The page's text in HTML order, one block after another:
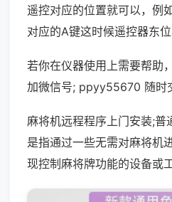
遥控对应的位置就可以，例
对应的A键这时候遥控器东位
若你在仪器使用上需要帮助
加微信号; ppyy55670 随时
麻将机远程程序上门安装;普
是指通过一些无需对麻将机
现控制麻将牌功能的设备或工